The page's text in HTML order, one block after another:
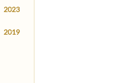
2023
2019